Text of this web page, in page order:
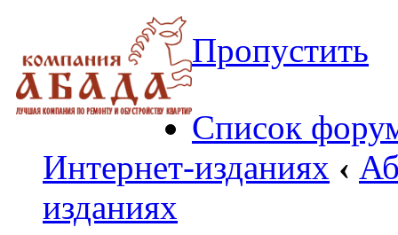
Пропустить
Список
Интернет-изданиях ‹
изданиях